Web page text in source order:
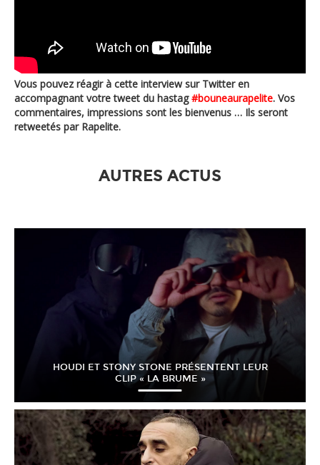
Vous pouvez réagir à cette interview sur Twitter en
accompagnant votre tweet du hastag#bouneaurapelite. Vos
commentaires, impressions sont les bienvenus … Ils seront
retweetés par Rapelite.
AUTRES ACTUS
HOUDI ET STONY STONE PRÉSENTENT LEUR
CLIP « LA BRUME »